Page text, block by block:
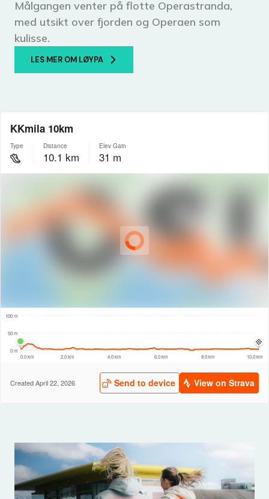
Målgangen venter på flotte Operastranda,
med utsikt over fjorden og Operaen som
kulisse.
LES MER OM LØYPA